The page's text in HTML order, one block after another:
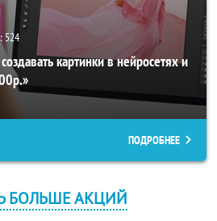
524
картинки в нейросетях и
ПОДРОБНЕЕ
БОЛЬШЕ АКЦИЙ